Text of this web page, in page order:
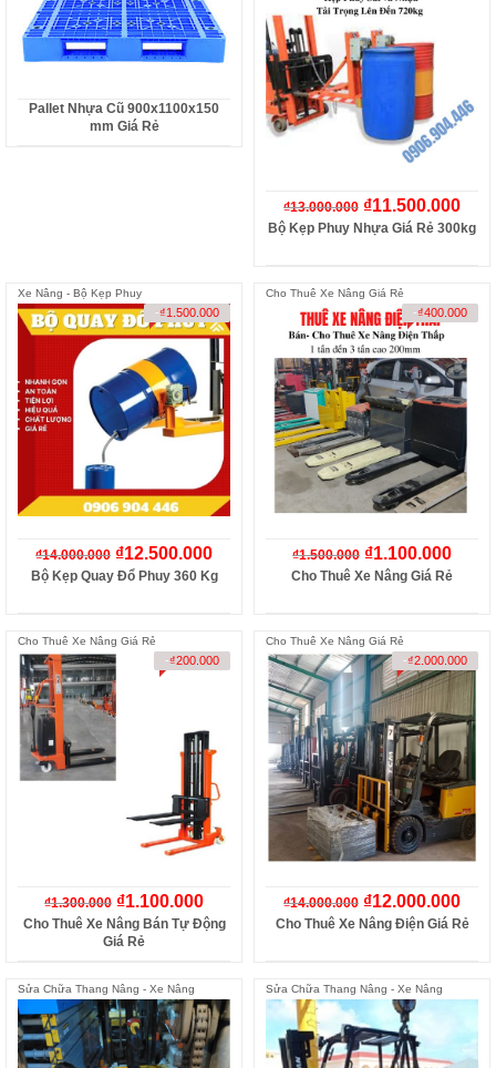
Pallet Nhựa Cũ 900x1100x150
mm Giá Rẻ
₫13.000.000 ₫11.500.000
Bộ Kẹp Phuy Nhựa Giá Rẻ 300kg
Xe Nâng - Bộ Kẹp Phuy
-₫1.500.000
₫14.000.000 ₫12.500.000
Bộ Kẹp Quay Đổ Phuy 360 Kg
Cho Thuê Xe Nâng Giá Rẻ
-₫400.000
₫1.500.000 ₫1.100.000
Cho Thuê Xe Nâng Giá Rẻ
Cho Thuê Xe Nâng Giá Rẻ
-₫200.000
₫1.300.000 ₫1.100.000
Cho Thuê Xe Nâng Bán Tự Động
Giá Rẻ
Cho Thuê Xe Nâng Giá Rẻ
-₫2.000.000
₫14.000.000 ₫12.000.000
Cho Thuê Xe Nâng Điện Giá Rẻ
Sửa Chữa Thang Nâng - Xe Nâng Sửa Chữa Thang Nâng - Xe Nâng